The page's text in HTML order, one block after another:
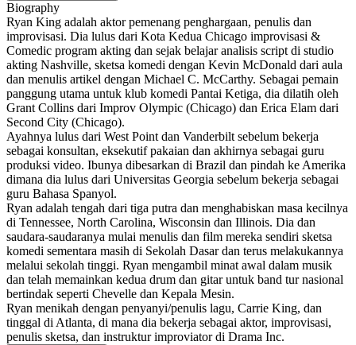
Biography
Ryan King adalah aktor pemenang penghargaan, penulis dan
improvisasi. Dia lulus dari Kota Kedua Chicago improvisasi &
Comedic program akting dan sejak belajar analisis script di studio
akting Nashville, sketsa komedi dengan Kevin McDonald dari aula
dan menulis artikel dengan Michael C. McCarthy. Sebagai pemain
panggung utama untuk klub komedi Pantai Ketiga, dia dilatih oleh
Grant Collins dari Improv Olympic (Chicago) dan Erica Elam dari
Second City (Chicago).
Ayahnya lulus dari West Point dan Vanderbilt sebelum bekerja
sebagai konsultan, eksekutif pakaian dan akhirnya sebagai guru
produksi video. Ibunya dibesarkan di Brazil dan pindah ke Amerika
dimana dia lulus dari Universitas Georgia sebelum bekerja sebagai
guru Bahasa Spanyol.
Ryan adalah tengah dari tiga putra dan menghabiskan masa kecilnya
di Tennessee, North Carolina, Wisconsin dan Illinois. Dia dan
saudara-saudaranya mulai menulis dan film mereka sendiri sketsa
komedi sementara masih di Sekolah Dasar dan terus melakukannya
melalui sekolah tinggi. Ryan mengambil minat awal dalam musik
dan telah memainkan kedua drum dan gitar untuk band tur nasional
bertindak seperti Chevelle dan Kepala Mesin.
Ryan menikah dengan penyanyi/penulis lagu, Carrie King, dan
tinggal di Atlanta, di mana dia bekerja sebagai aktor, improvisasi,
penulis sketsa, dan instruktur improviator di Drama Inc.